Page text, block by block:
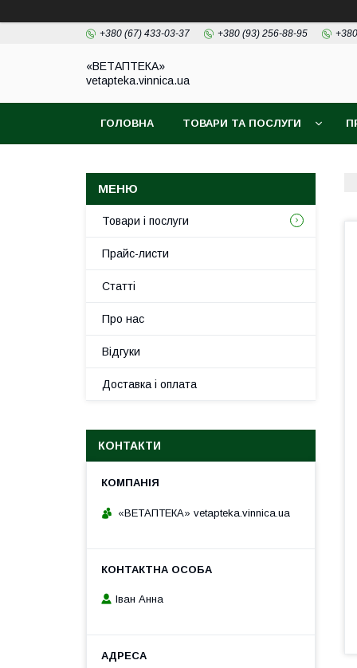
+380 (67) 433-03-37 +380 (93) 256-88-95
«ВЕТАПТЕКА»
vetapteka.vinnica.ua
ГОЛОВНА ТОВАРИ ТА ПОСЛУГИ
Товари і послуги
Прайс-листи
Статті
Про нас
Відгуки
Доставка і оплата
КОНТАКТИ
«ВЕТАПТЕКА» vetapteka.vinnica.ua
Іван Анна